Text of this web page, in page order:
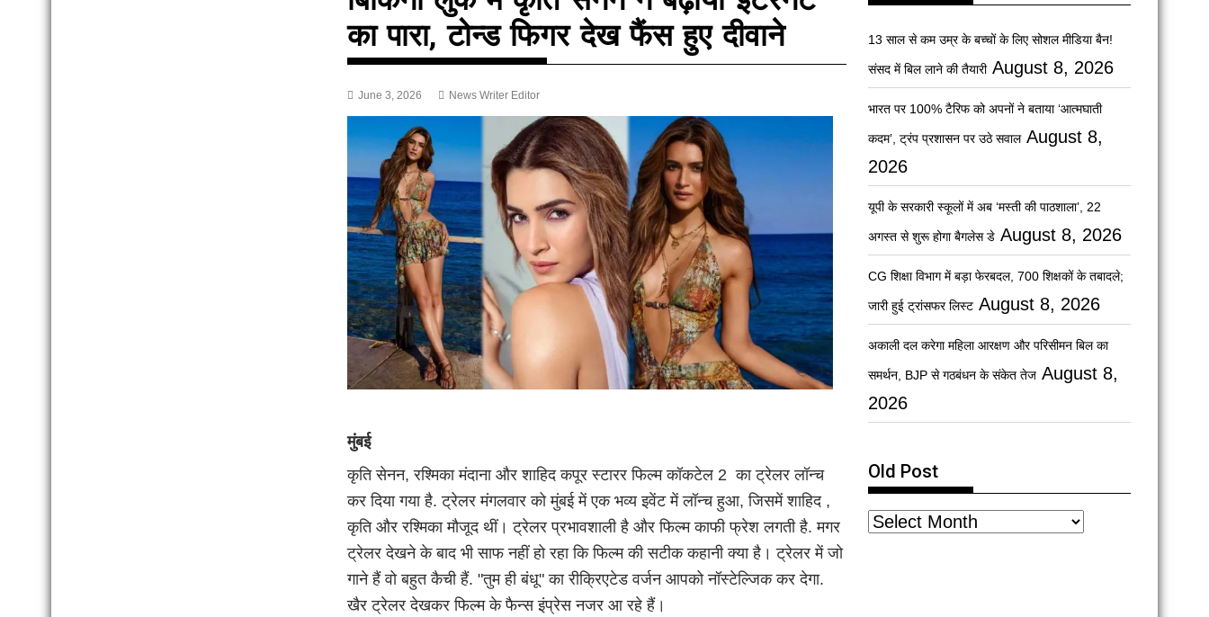
का पारा, टोन्ड फिगर देख फैंस हुए दीवाने
June 3, 2026 News Writer Editor
मुंबई
कृति सेनन, रश्मिका मंदाना और शाहिद कपूर स्टारर फिल्म कॉकटेल 2 का ट्रेलर लॉन्च
कर दिया गया है. ट्रेलर मंगलवार को मुंबई में एक भव्य इवेंट में लॉन्च हुआ, जिसमें शाहिद ,
कृति और रश्मिका मौजूद थीं। ट्रेलर प्रभावशाली है और फिल्म काफी फ्रेश लगती है. मगर
ट्रेलर देखने के बाद भी साफ नहीं हो रहा कि फिल्म की सटीक कहानी क्या है। ट्रेलर में जो
गाने हैं वो बहुत कैची हैं. "तुम ही बंधू" का रीक्रिएटेड वर्जन आपको नॉस्टेल्जिक कर देगा.
खैर ट्रेलर देखकर फिल्म के फैन्स इंप्रेस नजर आ रहे हैं।
13 साल से कम उम्र के बच्चों के लिए सोशल मीडिया बैन!
संसद में बिल लाने की तैयारी August 8, 2026
भारत पर 100% टैरिफ को अपनों ने बताया ‘आत्मघाती
कदम’, ट्रंप प्रशासन पर उठे सवाल August 8,
2026
यूपी के सरकारी स्कूलों में अब ‘मस्ती की पाठशाला’, 22
अगस्त से शुरू होगा बैगलेस डे August 8, 2026
CG शिक्षा विभाग में बड़ा फेरबदल, 700 शिक्षकों के तबादले;
जारी हुई ट्रांसफर लिस्ट August 8, 2026
अकाली दल करेगा महिला आरक्षण और परिसीमन बिल का
समर्थन, BJP से गठबंधन के संकेत तेज August 8,
2026
Old Post